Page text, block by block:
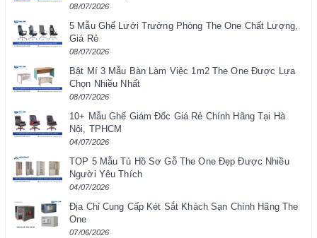
08/07/2026
5 Mẫu Ghế Lưới Trưởng Phòng The One Chất Lượng,
Giá Rẻ
08/07/2026
Bật Mí 3 Mẫu Bàn Làm Việc 1m2 The One Được Lựa
Chọn Nhiều Nhất
08/07/2026
10+ Mẫu Ghế Giám Đốc Giá Rẻ Chính Hãng Tại Hà
Nội, TPHCM
04/07/2026
TOP 5 Mẫu Tủ Hồ Sơ Gỗ The One Đẹp Được Nhiều
Người Yêu Thích
04/07/2026
Địa Chỉ Cung Cấp Két Sắt Khách Sạn Chính Hãng The
One
07/06/2026